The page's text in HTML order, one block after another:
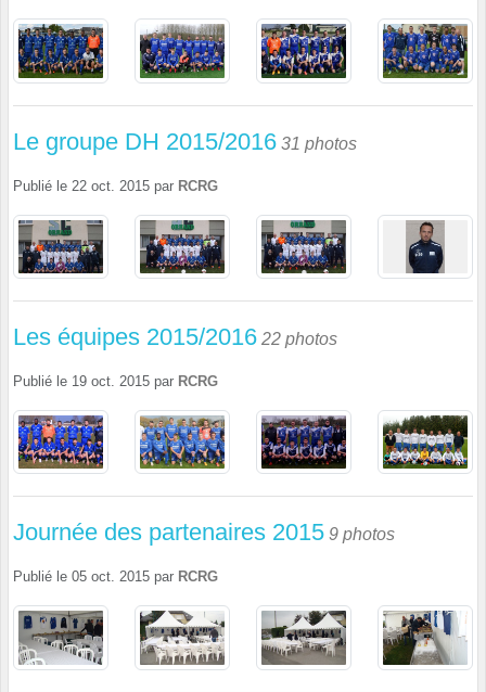
Le groupe DH 2015/2016 31 photos
Publié le 22 oct. 2015 par RCRG
Les équipes 2015/2016 22 photos
Publié le 19 oct. 2015 par RCRG
Journée des partenaires 2015 9 photos
Publié le 05 oct. 2015 par RCRG